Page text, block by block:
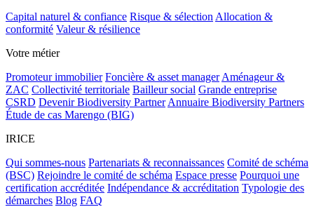
Capital naturel & confiance Risque & sélection Allocation &
conformité Valeur & résilience
Votre métier
Promoteur immobilier Foncière & asset manager Aménageur &
ZAC Collectivité territoriale Bailleur social Grande entreprise
CSRD Devenir Biodiversity Partner Annuaire Biodiversity Partners
Étude de cas Marengo (BIG)
IRICE
Qui sommes-nous Partenariats & reconnaissances Comité de schéma
(BSC) Rejoindre le comité de schéma Espace presse Pourquoi une
certification accréditée Indépendance & accréditation Typologie des
démarches Blog FAQ